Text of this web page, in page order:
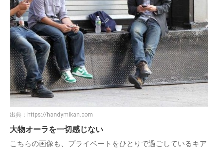
出典： https://handymikan.com
大物オーラを一切感じない
こちらの画像も、プライベートをひとりで過ごしているキア